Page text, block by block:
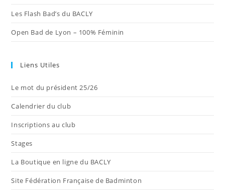
Les Flash Bad’s du BACLY
Open Bad de Lyon – 100% Féminin
Liens Utiles
Le mot du président 25/26
Calendrier du club
Inscriptions au club
Stages
La Boutique en ligne du BACLY
Site Fédération Française de Badminton